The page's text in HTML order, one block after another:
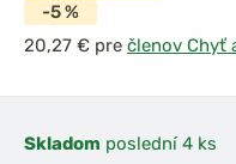
-5 %
pre členov Chyť
Skladom poslední 4 ks